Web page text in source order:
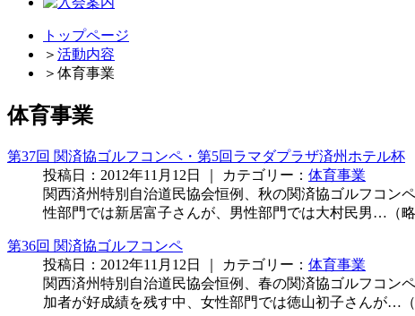
トップページ
＞ 活動内容
＞ 体育事業
体育事業
第37回 関済協ゴルフコンペ・第5回ラマダプラザ済州ホテル杯
投稿日：2012年11月12日 ｜ カテゴリー： 体育事業
関西済州特別自治道民協会恒例、秋の関済協ゴルフコン
性部門では新居富子さんが、男性部門では大村民男…（略
第36回 関済協ゴルフコンペ
投稿日：2012年11月12日 ｜ カテゴリー： 体育事業
関西済州特別自治道民協会恒例、春の関済協ゴルフコン
加者が好成績を残す中、女性部門では徳山初子さんが…（